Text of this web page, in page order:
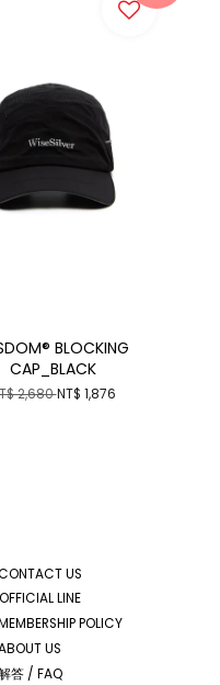
BLOCKING
CAP_BLACK
2,680NT$ 1,876
US
LINE
POLICY
US
答 / FAQ